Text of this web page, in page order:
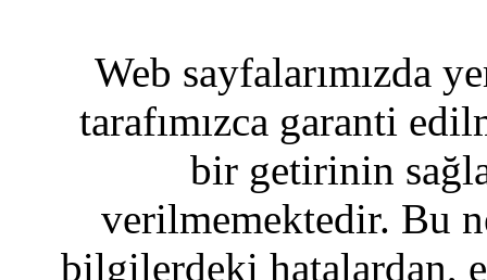
Web sayfalarımızda
tarafımızca garanti
bir getirinin
verilmemektedir. Bu
bilgilerdeki hatalardan,